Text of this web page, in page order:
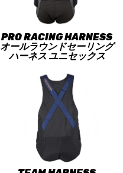
PRO RACING HARNESS
オールラウンドセーリング
ハーネス ユニセックス